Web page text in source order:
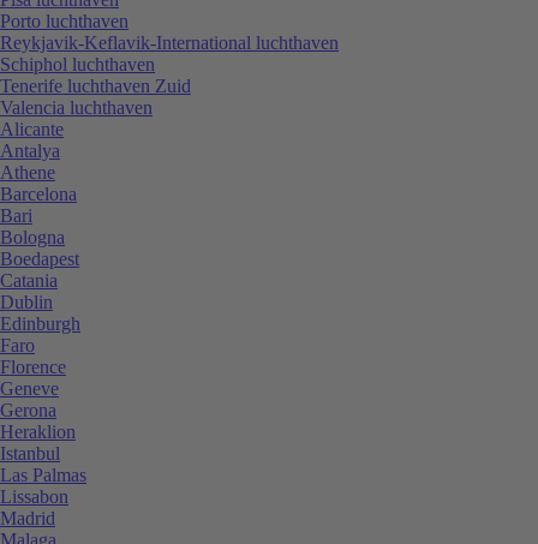
Porto luchthaven
Reykjavik-Keflavik-International luchthaven
Schiphol luchthaven
Tenerife luchthaven Zuid
Valencia luchthaven
Alicante
Antalya
Athene
Barcelona
Bari
Bologna
Boedapest
Catania
Dublin
Edinburgh
Faro
Florence
Geneve
Gerona
Heraklion
Istanbul
Las Palmas
Lissabon
Madrid
Malaga